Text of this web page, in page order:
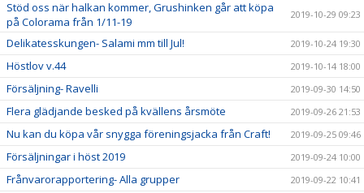
Stöd oss när halkan kommer, Grushinken går att köpa
på Colorama från 1/11-19
2019-10-29 09:23
Delikatesskungen- Salami mm till Jul! 2019-10-24 19:30
Höstlov v.44 2019-10-14 18:00
Försäljning- Ravelli 2019-09-30 14:50
Flera glädjande besked på kvällens årsmöte 2019-09-26 21:53
Nu kan du köpa vår snygga föreningsjacka från Craft! 2019-09-25 09:46
Försäljningar i höst 2019 2019-09-24 10:00
Frånvarorapportering- Alla grupper 2019-09-22 10:41